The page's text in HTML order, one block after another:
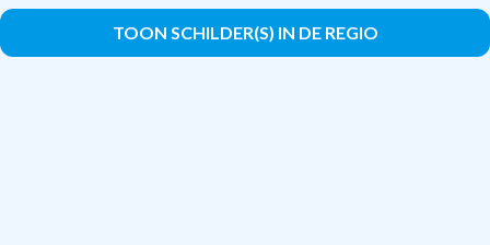
TOON SCHILDER(S) IN DE REGIO